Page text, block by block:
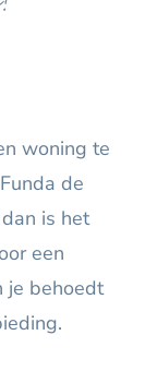
woning te
de
is het
een
je behoedt